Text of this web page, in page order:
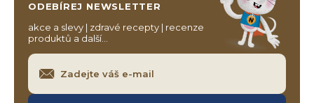
ODEBÍREJ NEWSLETTER
akce a slevy | zdravé recepty | recenze
produktů a další…